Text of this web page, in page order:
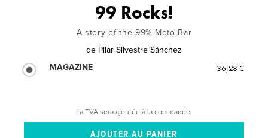
99 Rocks!
A story of the 99% Moto Bar
de Pilar Silvestre Sánchez
MAGAZINE
36,28 €
La TVA sera ajoutée à la commande.